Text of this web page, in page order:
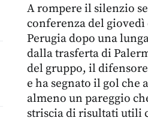
A rompere il silenzio
conferenza del giovedì
Perugia dopo una
dalla trasferta di
del gruppo, il
e ha segnato il gol che
almeno un pareggio
striscia di risultati utili